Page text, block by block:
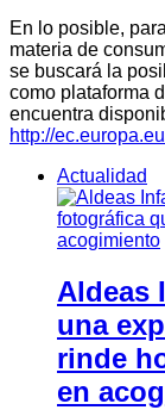
En lo posible,
materia de
se buscará la
como plataforma
encuentra
http://
Actualidad
Aldeas
una
rinde
en